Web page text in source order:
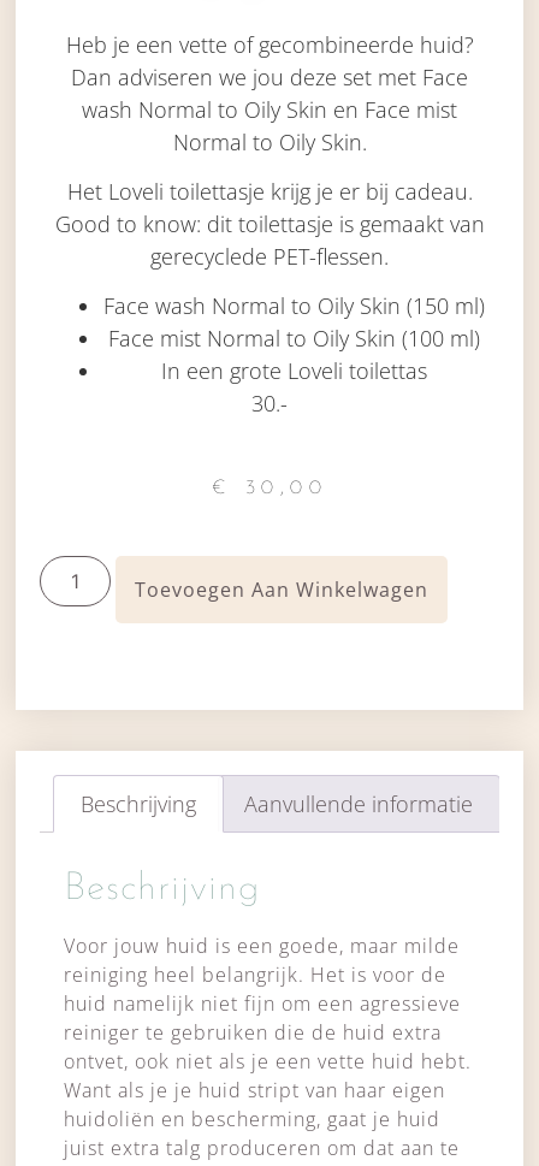
Heb je een vette of gecombineerde huid?
Dan adviseren we jou deze set met Face
wash Normal to Oily Skin en Face mist
Normal to Oily Skin.
Het Loveli toilettasje krijg je er bij cadeau.
Good to know: dit toilettasje is gemaakt van
gerecyclede PET-flessen.
Face wash Normal to Oily Skin (150 ml)
Face mist Normal to Oily Skin (100 ml)
In een grote Loveli toilettas
30.-
€ 30,00
Toevoegen Aan Winkelwagen
Beschrijving Aanvullende informatie
Beschrijving
Voor jouw huid is een goede, maar milde
reiniging heel belangrijk. Het is voor de
huid namelijk niet fijn om een agressieve
reiniger te gebruiken die de huid extra
ontvet, ook niet als je een vette huid hebt.
Want als je je huid stript van haar eigen
huidoliën en bescherming, gaat je huid
juist extra talg produceren om dat aan te